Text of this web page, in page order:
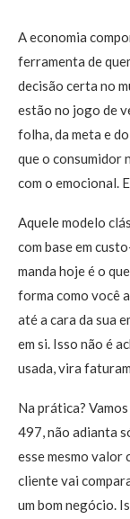
A economia
ferramenta de
decisão certa no
estão no jogo de
folha, da meta e
que o consumidor
com o emocional.
Aquele modelo
com base em
manda hoje é o
forma como você
até a cara da sua
em si. Isso não é
usada, vira
Na prática?
497, não adianta
esse mesmo valor
cliente vai
um bom negócio.